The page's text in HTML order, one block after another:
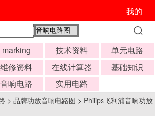
我的
marking 技术资料
单元电路
维修资料 在线计算器
基础知识
音响电路 实用电路
> 品牌功放音响电路图 > Philips飞利浦音响功放